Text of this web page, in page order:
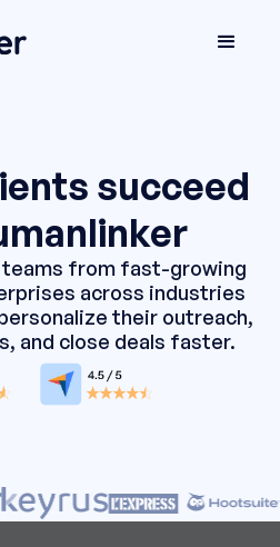
succeed
teams from fast-growing
across industries
their outreach,
and close deals faster.